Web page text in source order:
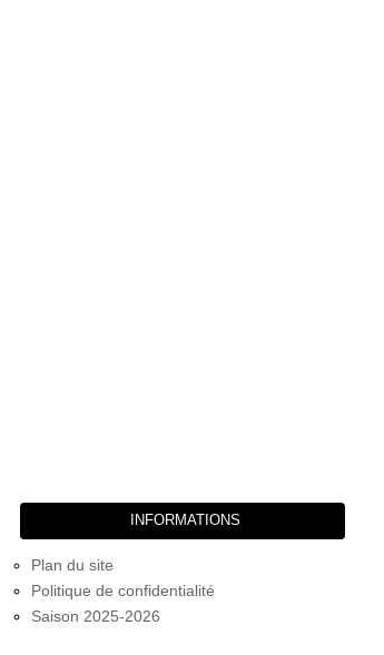
INFORMATIONS
Plan du site
Politique de confidentialité
Saison 2025-2026